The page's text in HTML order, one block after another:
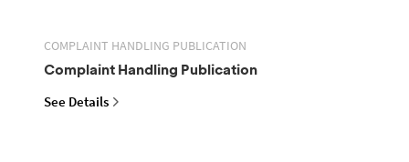
COMPLAINT HANDLING PUBLICATION
Complaint Handling Publication
See Details